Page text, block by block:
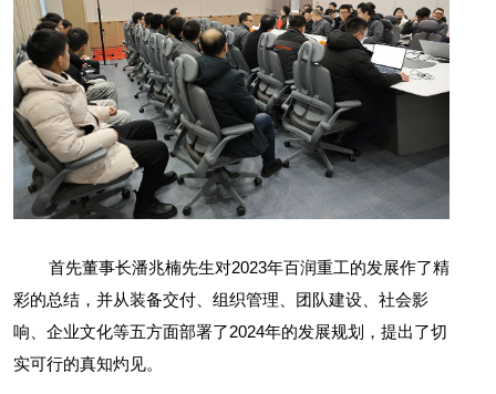
首先董事长潘兆楠先生对2023年百润重工的发展作了精
彩的总结，并从装备交付、组织管理、团队建设、社会影
响、企业文化等五方面部署了2024年的发展规划，提出了切
实可行的真知灼见。